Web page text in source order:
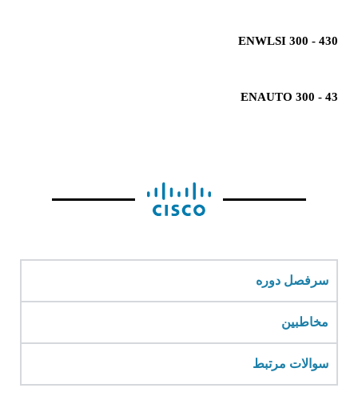
ENWLSI 300 - 430
ENAUTO 300 - 43
سرفصل دوره
مخاطبین
سوالات مرتبط